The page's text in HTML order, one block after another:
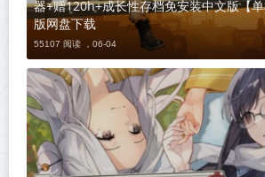
器+赠120h+成长性存档免安装中文版【
版网盘下载
55107 阅读 ， 06-04